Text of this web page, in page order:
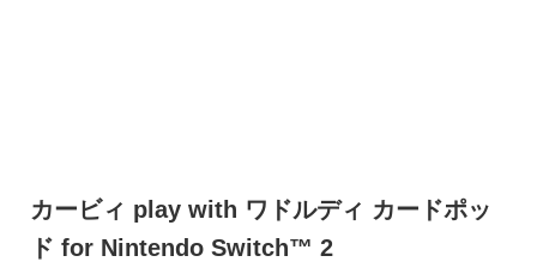
カービィ play with ワドルディ カードポッ
ド for Nintendo Switch™ 2